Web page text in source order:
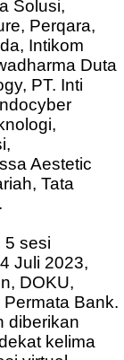
Solusi,
Perqara,
Intikom
Duta
PT. Inti
Aestetic
Tata
5 sesi
Juli 2023,
DOKU,
Bank.
diberikan
kelima